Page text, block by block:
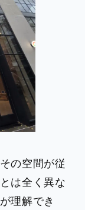
の空間が従
は全く異な
理解でき